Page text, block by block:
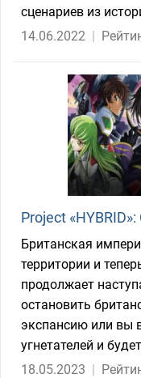
сценариев из
14.06.2022 |
Project
Британская
территории и
продолжает
остановить
экспансию или вы
угнетателей и
18.05.2023 |